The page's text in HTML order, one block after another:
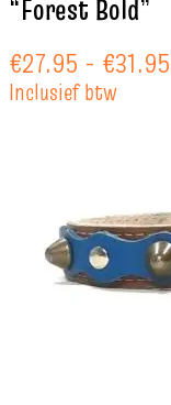
“Forest Bold”
€27.95 - €31.95
Inclusief btw